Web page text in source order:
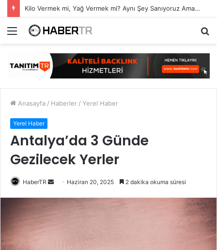
7 Ağustos Haftasında Vizyona Girecek Filmler
Menü
Anasayfa / Haberler / Yerel Haber
Yerel Haber
Antalya’da 3 Günde
Gezilecek Yerler
HaberTR
Bir
posta
Haziran 20, 2025 2 dakika okuma süresi